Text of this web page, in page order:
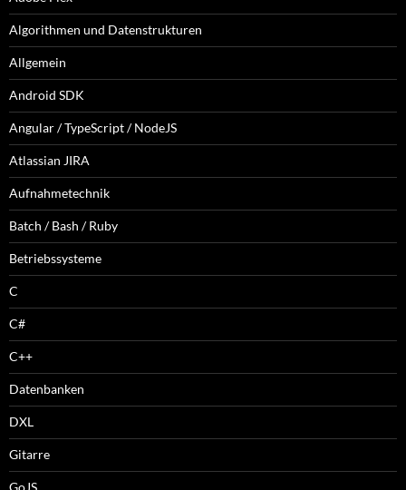
Algorithmen und Datenstrukturen
Allgemein
Android SDK
Angular / TypeScript / NodeJS
Atlassian JIRA
Aufnahmetechnik
Batch / Bash / Ruby
Betriebssysteme
C
C#
C++
Datenbanken
DXL
Gitarre
GoJS